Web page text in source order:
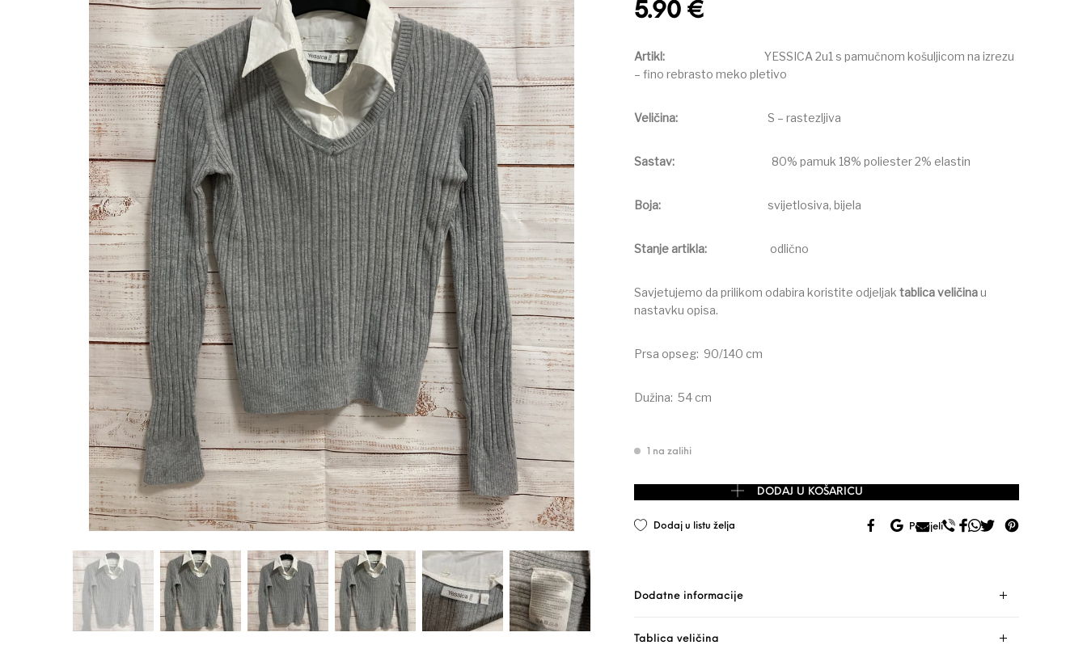
5.90 €
Artikl: YESSICA 2u1 s pamučnom košuljicom na izrezu
– fino rebrasto meko pletivo
Veličina: S – rastezljiva
Sastav: 80% pamuk 18% poliester 2% elastin
Boja: svijetlosiva, bijela
Stanje artikla: odlično
Savjetujemo da prilikom odabira koristite odjeljak tablica veličinau
nastavku opisa.
Prsa opseg: 90/140 cm
Dužina: 54 cm
1 na zalihi
YESSICA majica - pulover 2u1 meko pletivo vel. 38/M količina
DODAJ U KOŠARICU
Podijeli
Dodaj u listu želja
Dodatne informacije
Tablica veličina